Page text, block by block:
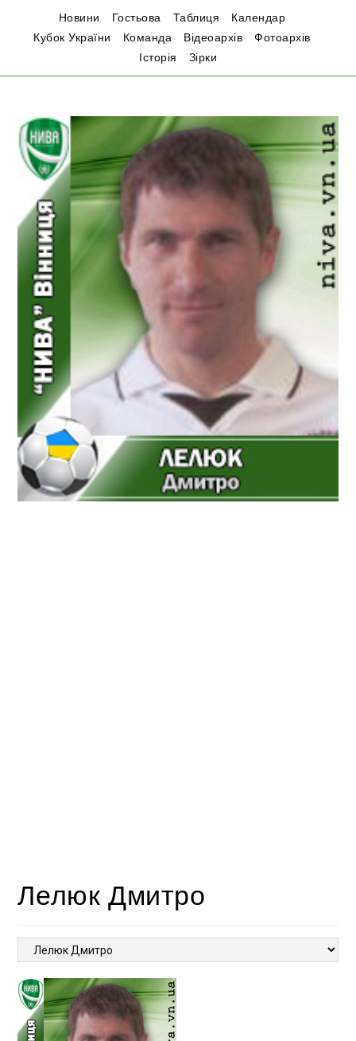
Новини Гостьова Таблиця
Календар
Кубок України
Команда Відеоархів
Фотоархів
Історія
Зірки
Лелюк Дмитро